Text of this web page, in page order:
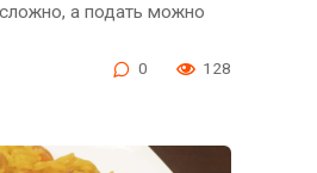
а подать можно
0 128